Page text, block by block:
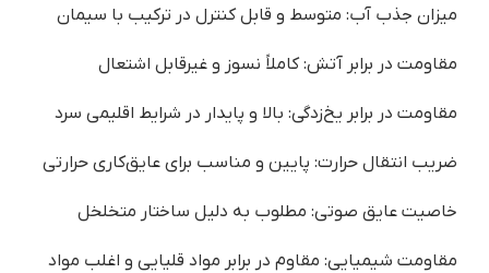
میزان جذب آب: متوسط و قابل کنترل در ترکیب با سیمان
مقاومت در برابر آتش: کاملاً نسوز و غیرقابل اشتعال
مقاومت در برابر یخ‌زدگی: بالا و پایدار در شرایط اقلیمی سرد
ضریب انتقال حرارت: پایین و مناسب برای عایق‌کاری حرارتی
خاصیت عایق صوتی: مطلوب به دلیل ساختار متخلخل
مقاومت شیمیایی: مقاوم در برابر مواد قلیایی و اغلب مواد